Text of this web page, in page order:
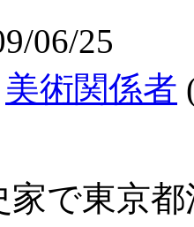
06/25
美術関係者
で東京都